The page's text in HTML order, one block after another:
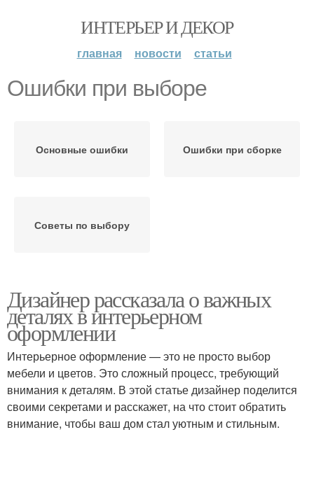
ИНТЕРЬЕР И ДЕКОР
главная новости статьи
Ошибки при выборе
Основные ошибки Ошибки при сборке
Советы по выбору
Дизайнер рассказала о важных
деталях в интерьерном
оформлении
Интерьерное оформление — это не просто выбор
мебели и цветов. Это сложный процесс, требующий
внимания к деталям. В этой статье дизайнер поделится
своими секретами и расскажет, на что стоит обратить
внимание, чтобы ваш дом стал уютным и стильным.